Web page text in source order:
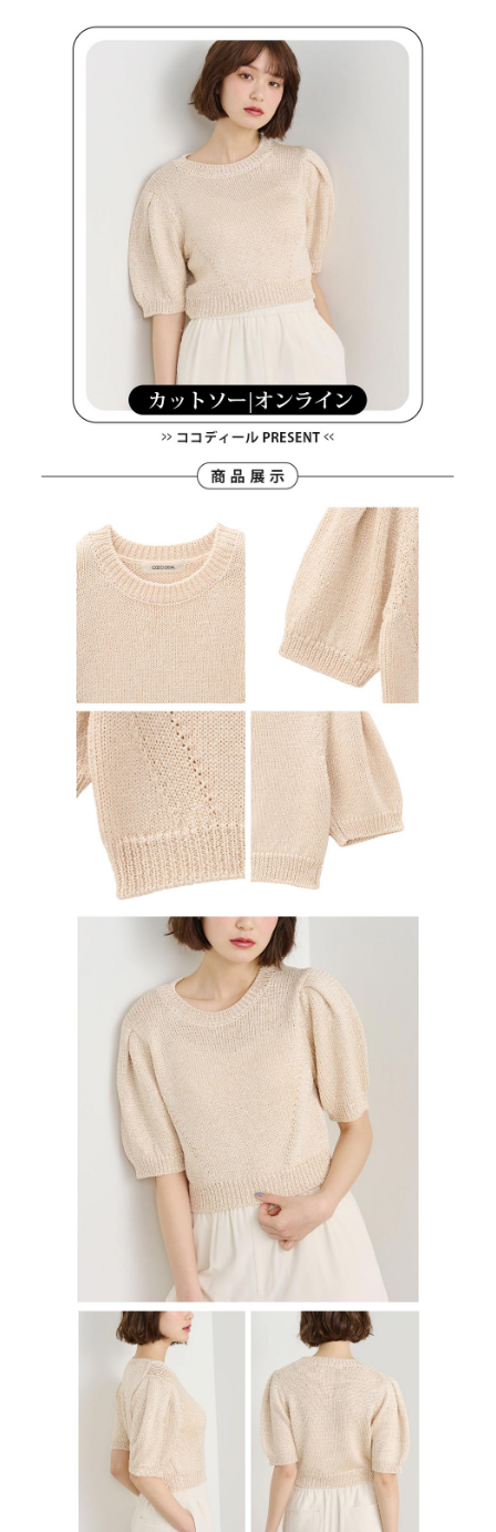
を延長できますが、商品を期限内に受け取れない場合があります（例：予
約商品や商品到着日が比較的遅い商品）。そのため、商品到着の有無に関
わらず、AFTEEで指定された期限内にお支払いください。
1.初回 AFTEEを ご利用の際に、認証結果及び当社の審査の結果に基づ
き、限度額が設定されます。
2.決済金額は最低NT$20です。
3.現在、台湾の会員のみご利用いただけます。
三、利用規約「AFTEE代金後払い」（以下当サービスという）はネットプ
ロテクションズ（以下 AFTEE という）が提供し、AFTEEが代金を徴収し
ます。当サービスご利用の際に提供しなければならない個人情報（注文者
の氏名、電話番号、受取人の氏名、電話番号、受取人住所を含むがこれに
限らない）は、AFTEEに渡され当サービスで必要な範囲内で利用されま
す。AFTEEの個人情報の収集、処理、利用について、詳細はAFTEE公式ホ
ームページの『個人情報の収集、処理及び利用に関する声明』をご参照く
https://aftee.tw/privacypolicy/
AFTEEの初回ご利用の際に、審査を通過すれば、最高額がNT$10,000にな
ります。支払い期限を過ぎた場合、その金額に基づいて年利20%の遅延滞
納金が加算されます。未成年の利用者は、事前に法定代理人または後見人
の同意を得ればAFTEEをご利用いただけます。
個人情報の処理、利用について疑問がある、または関連する法律の権利を
行使したい場合は、ネットプロテクションズ
cs_tw@netprotections.co.jp
にご連絡ください。上記に示した個人情報を、必要な購入注文書とあわせ
てAFTEEにご提供いただく、またはAFTEEにあなたの個人情報の収集、処
理、利用を許可することににご同意いただけない場合は、当サービスを選
択しないでください。
送料無料